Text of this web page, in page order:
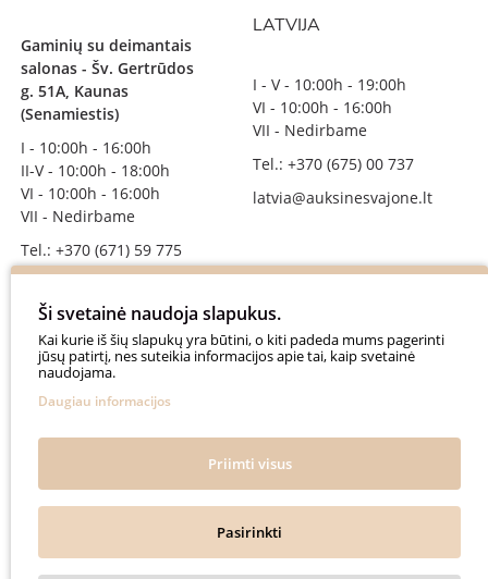
Gaminių su deimantais
salonas - Šv. Gertrūdos
g. 51A, Kaunas
(Senamiestis)
I - 10:00h - 16:00h
II-V - 10:00h - 18:00h
VI - 10:00h - 16:00h
VII - Nedirbame
Tel.: +370 (671) 59 775
SEKITE MUS
auksinesvajone
@auksinesvajone3600
LATVIJA
I - V - 10:00h - 19:00h
VI - 10:00h - 16:00h
VII - Nedirbame
Tel.: +370 (675) 00 737
latvia@auksinesvajone.lt
Ši svetainė naudoja slapukus.
Kai kurie iš šių slapukų yra būtini, o kiti padeda mums pagerinti
jūsų patirtį, nes suteikia informacijos apie tai, kaip svetainė
naudojama.
Daugiau informacijos
Priimti visus
Pasirinkti